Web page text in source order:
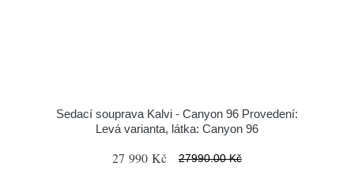
Sedací souprava Kalvi - Canyon 96 Provedení:
Levá varianta, látka: Canyon 96
27 990 Kč 27990.00 Kč